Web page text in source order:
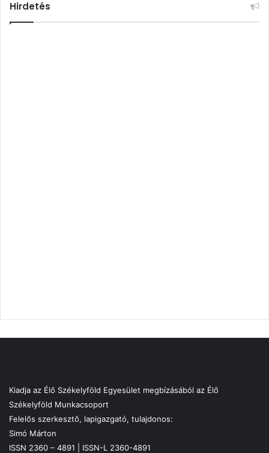
Hirdetés
Kiadja az Élő Székelyföld Egyesület megbízásából az Élő
Székelyföld Munkacsoport
Felelős szerkesztő, lapigazgató, tulajdonos:
Simó Márton
ISSN 2360 – 4891 | ISSN-L 2360-4891